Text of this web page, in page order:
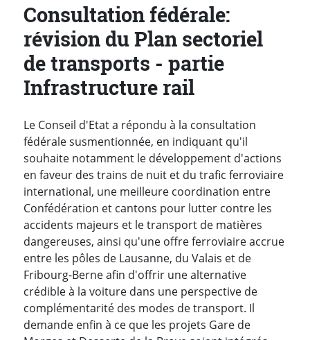
Consultation fédérale:
révision du Plan sectoriel
de transports - partie
Infrastructure rail
Le Conseil d'Etat a répondu à la consultation
fédérale susmentionnée, en indiquant qu'il
souhaite notamment le développement d'actions
en faveur des trains de nuit et du trafic ferroviaire
international, une meilleure coordination entre
Confédération et cantons pour lutter contre les
accidents majeurs et le transport de matières
dangereuses, ainsi qu'une offre ferroviaire accrue
entre les pôles de Lausanne, du Valais et de
Fribourg-Berne afin d'offrir une alternative
crédible à la voiture dans une perspective de
complémentarité des modes de transport. Il
demande enfin à ce que les projets Gare de